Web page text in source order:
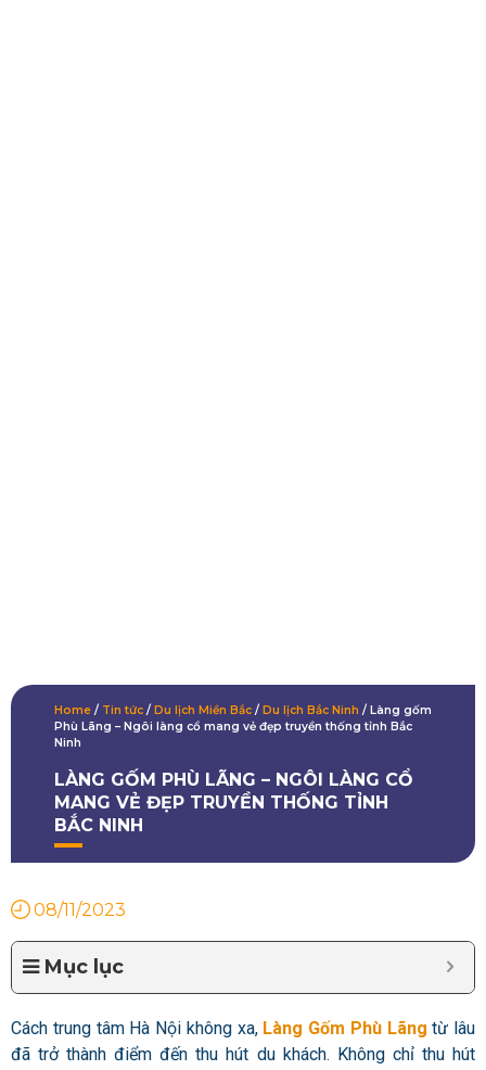
Home / Tin tức / Du lịch Miền Bắc / Du lịch Bắc Ninh / Làng gốm
Phù Lãng – Ngôi làng cổ mang vẻ đẹp truyền thống tỉnh Bắc
Ninh
LÀNG GỐM PHÙ LÃNG – NGÔI LÀNG CỔ
MANG VẺ ĐẸP TRUYỀN THỐNG TỈNH
BẮC NINH
08/11/2023
Mục lục
Cách trung tâm Hà Nội không xa, Làng Gốm Phù Lãng từ lâu
đã trở thành điểm đến thu hút du khách. Không chỉ thu hút